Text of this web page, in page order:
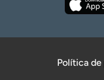
Política